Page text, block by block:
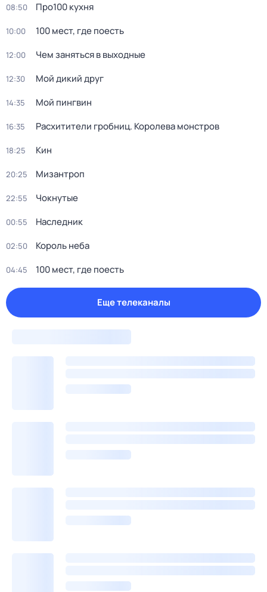
08:50 Про100 кухня
10:00 100 мест, где поесть
12:00 Чем заняться в выходные
12:30 Мой дикий друг
14:35 Мой пингвин
16:35 Расхитители гробниц. Королева монстров
18:25 Кин
20:25 Мизантроп
22:55 Чокнутые
00:55 Наследник
02:50 Король неба
04:45 100 мест, где поесть
Еще телеканалы